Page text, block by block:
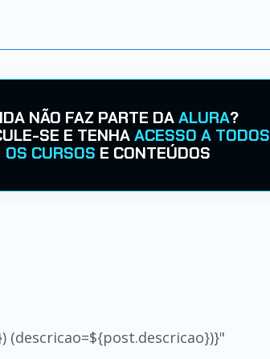
NÃO FAZ PARTE DAALURA?
SE E TENHAACESSO A TODOS
OS CURSOS E CONTEÚDOS